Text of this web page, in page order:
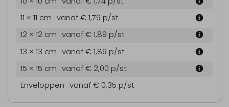
11 × 11 cm vanaf € 1,79 p/st
12 × 12 cm vanaf € 1,89 p/st
13 × 13 cm vanaf € 1,89 p/st
15 × 15 cm vanaf € 2,00 p/st
Enveloppen vanaf € 0,35 p/st